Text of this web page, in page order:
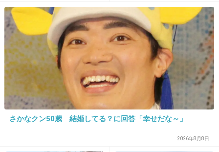
&TEAM on X
ジョジョーーーッッ！！ オメデト❤︎ #HAPPY_JO_DAY #andTEAM #エンテ
ィーム #MAKI https://t.co/rSbDedOZQn
-11
さかなクン50歳 結婚してる？に回答「幸せだな～」
2026年8月8日